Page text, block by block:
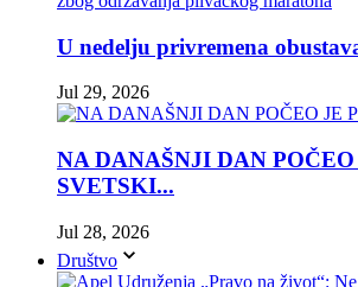
U nedelju privremena
Jul 29, 2026
NA DANAŠNJI DAN
SVETSKI...
Jul 28, 2026
Društvo